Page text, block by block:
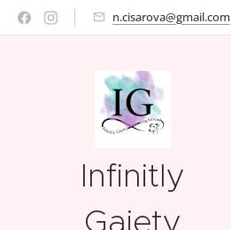
n.cisarova@gmail.com
Infinitly
Gaiety